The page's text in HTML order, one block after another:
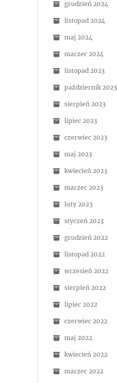
grudzień 2024
listopad 2024
maj 2024
marzec 2024
listopad 2023
październik 2023
sierpień 2023
lipiec 2023
czerwiec 2023
maj 2023
kwiecień 2023
marzec 2023
luty 2023
styczeń 2023
grudzień 2022
listopad 2022
wrzesień 2022
sierpień 2022
lipiec 2022
czerwiec 2022
maj 2022
kwiecień 2022
marzec 2022